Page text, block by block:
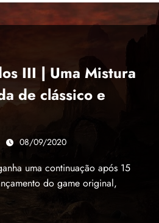
Mistura
de clássico e
08/09/2020
uma continuação após 15
do game original,